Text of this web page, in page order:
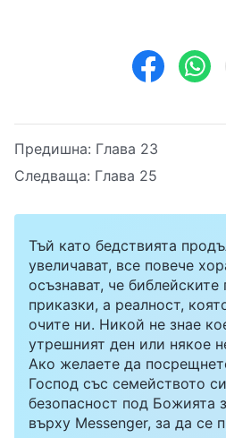
Предишна: Глава 23
Следваща: Глава 25
Тъй като бедствията
увеличават, все повече
осъзнават, че
приказки, а реалност,
очите ни. Никой не знае
утрешният ден или някое
Ако желаете да
Господ със семейството
безопасност под Божията
върху Messenger, за да се